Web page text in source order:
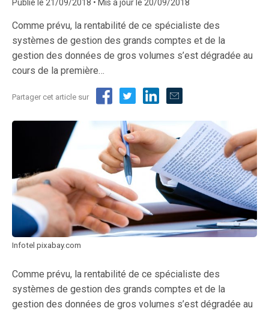
Publié le 21/09/2018 • Mis à jour le 20/09/2018
Comme prévu, la rentabilité de ce spécialiste des
systèmes de gestion des grands comptes et de la
gestion des données de gros volumes s’est dégradée au
cours de la première…
Partager cet article sur
Infotel pixabay.com
Comme prévu, la rentabilité de ce spécialiste des
systèmes de gestion des grands comptes et de la
gestion des données de gros volumes s’est dégradée au